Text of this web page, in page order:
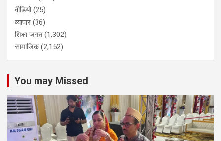
वीडियो(25)
व्यापार (36)
शिक्षा जगत(1,302)
सामाजिक(2,152)
You may Missed